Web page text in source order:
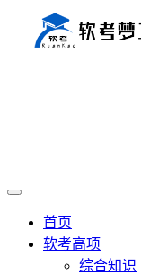
首页
软考高项
综合知识